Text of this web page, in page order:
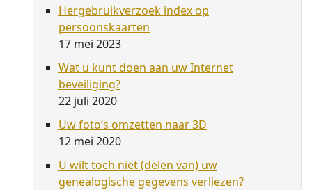
Hergebruikverzoek index op
persoonskaarten
17 mei 2023
Wat u kunt doen aan uw Internet
beveiliging?
22 juli 2020
Uw foto’s omzetten naar 3D
12 mei 2020
U wilt toch niet (delen van) uw
genealogische gegevens verliezen?